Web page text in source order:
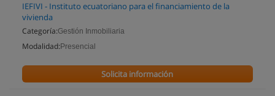
IEFIVI - Instituto ecuatoriano para el financiamiento de la
vivienda
Categoría:Gestión Inmobiliaria
Modalidad: Presencial
Solicita información